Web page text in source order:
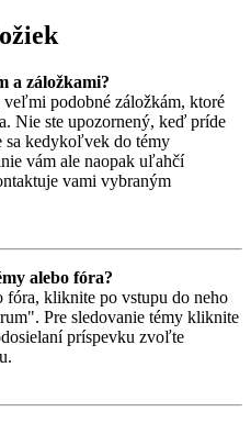
a záložkami?
podobné záložkám, ktoré
Nie ste upozornený, keď príde
sa kedykoľvek do témy
vám ale naopak uľahčí
vami vybraným
alebo fóra?
fóra, kliknite po vstupu do neho
Pre sledovanie témy kliknite
príspevku zvoľte